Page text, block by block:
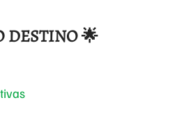
DESTINO 🌟